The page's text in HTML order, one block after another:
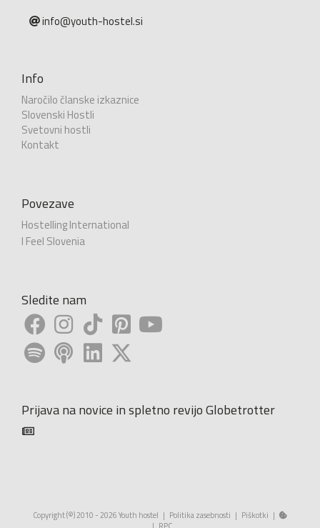
info@youth-hostel.si
Info
Naročilo članske izkaznice
Slovenski Hostli
Svetovni hostli
Kontakt
Povezave
Hostelling International
I Feel Slovenia
Sledite nam
Prijava na novice in spletno revijo Globetrotter
Copyright (©) 2010 - 2026 Youth hostel | Politika zasebnosti | Piškotki |
| RPC